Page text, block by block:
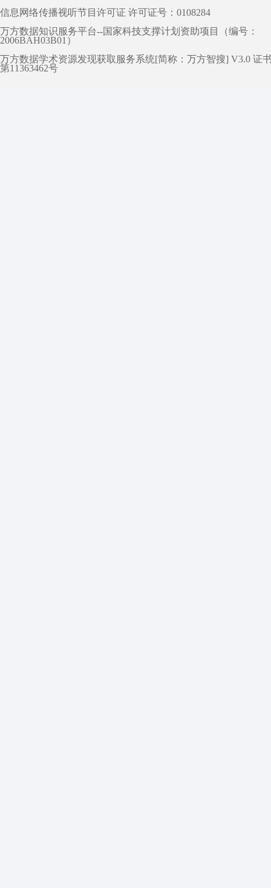
信息网络传播视听节目许可证 许可证号：0108284
万方数据知识服务平台--国家科技支撑计划资助项目（编号：
2006BAH03B01）
万方数据学术资源发现获取服务系统[简称：万方智搜] V3.0 证
第11363462号